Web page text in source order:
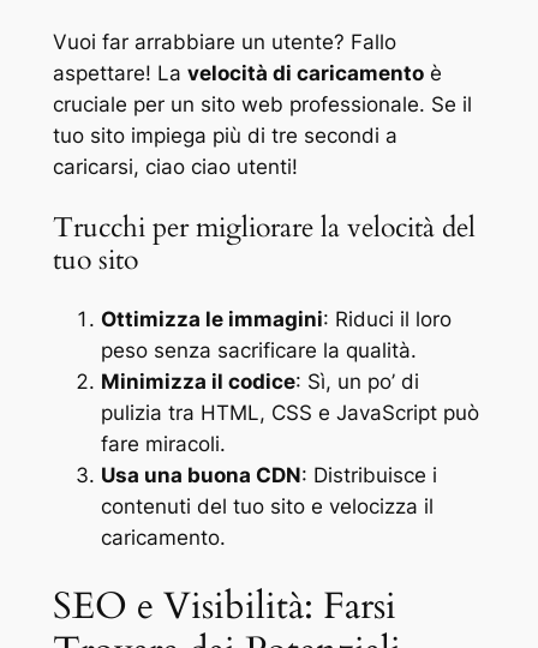
Vuoi far arrabbiare un utente? Fallo
aspettare! La velocità di caricamentoè
cruciale per un sito web professionale. Se il
tuo sito impiega più di tre secondi a
caricarsi, ciao ciao utenti!
Trucchi per migliorare la velocità del
tuo sito
Ottimizza le immagini: Riduci il loro
peso senza sacrificare la qualità.
Minimizza il codice: Sì, un po’ di
pulizia tra HTML, CSS e JavaScript può
fare miracoli.
Usa una buona CDN: Distribuisce i
contenuti del tuo sito e velocizza il
caricamento.
SEO e Visibilità: Farsi